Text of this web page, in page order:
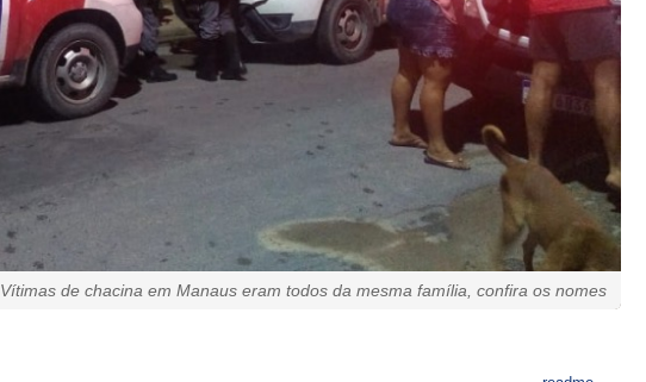
Vítimas de chacina em Manaus eram todos da mesma família, confira os nomes